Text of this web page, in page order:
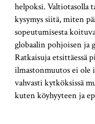
helpoksi. Valtiotasolla
kysymys siitä, miten
sopeutumisesta
globaalin pohjoisen ja
Ratkaisuja etsittäessä
ilmastonmuutos ei ole
vahvasti kytköksissä
kuten köyhyyteen ja